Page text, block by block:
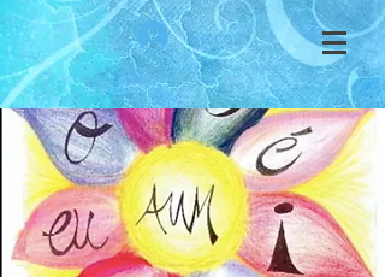
Se connecter